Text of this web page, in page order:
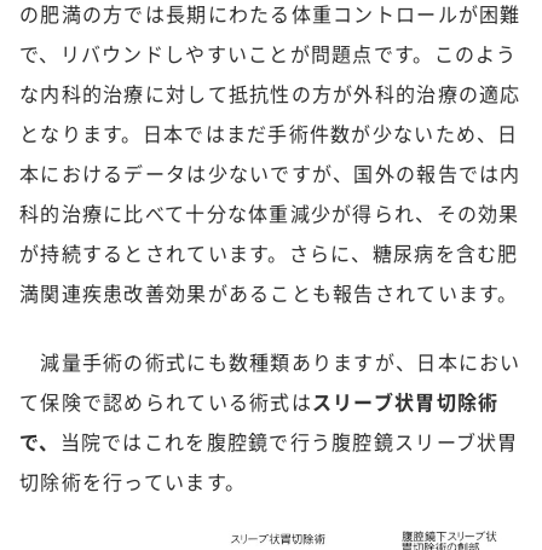
の肥満の方では長期にわたる体重コントロールが困難
で、リバウンドしやすいことが問題点です。このよう
な内科的治療に対して抵抗性の方が外科的治療の適応
となります。日本ではまだ手術件数が少ないため、日
本におけるデータは少ないですが、国外の報告では内
科的治療に比べて十分な体重減少が得られ、その効果
が持続するとされています。さらに、糖尿病を含む肥
満関連疾患改善効果があることも報告されています。
減量手術の術式にも数種類ありますが、日本におい
て保険で認められている術式はスリーブ状胃切除術
で、 当院ではこれを腹腔鏡で行う腹腔鏡スリーブ状胃
切除術を行っています。